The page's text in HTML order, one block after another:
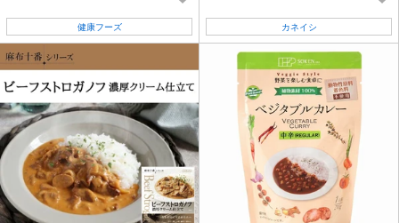
健康フーズ カネイシ